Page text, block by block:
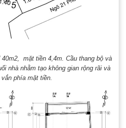
mặt tiền 4,4m. Cầu thang bộ và
nhà nhằm tạo không gian rộng rãi và
phía mặt tiền.